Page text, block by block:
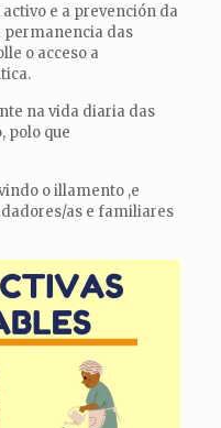
e a prevención da
permanencia das
o acceso a
na vida diaria das
polo que
o illamento ,e
as e familiares